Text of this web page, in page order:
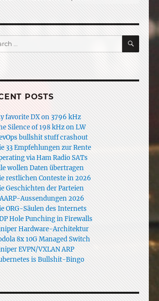
POSTS
favorite DX on 3796 kHz
Silence of 198 kHz on LW
bullshit stuff crashout
33 Empfehlungen zur Rente
via Ham Radio SATs
wollen Daten übertragen
restlichen Conteste in 2026
Geschichten der Parteien
Aussendungen 2026
ORG-Säulen des Internets
Hole Punching in Firewalls
Hardware-Architektur
8x 10G Managed Switch
EVPN/VXLAN ARP
is Bullshit-Bingo